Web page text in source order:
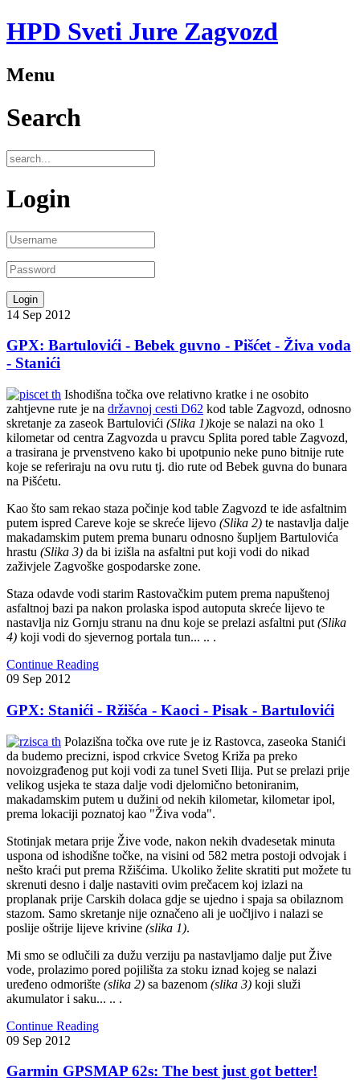
HPD Sveti Jure Zagvozd
Menu
Search
Login
14 Sep 2012
GPX: Bartulovići - Bebek guvno - Pišćet - Živa voda
- Stanići
Ishodišna točka ove relativno kratke i ne osobito
zahtjevne rute je na državnoj cesti D62 kod table Zagvozd, odnosno
skretanje za zaseok Bartulovići (Slika 1)koje se nalazi na oko 1
kilometar od centra Zagvozda u pravcu Splita pored table Zagvozd,
a trasirana je prvenstveno kako bi upotpunio neke puno bitnije rute
koje se referiraju na ovu rutu tj. dio rute od Bebek guvna do bunara
na Pišćetu.
Kao što sam rekao staza počinje kod table Zagvozd te ide asfaltnim
putem ispred Careve koje se skreće lijevo (Slika 2) te nastavlja dalje
makadamskim putem prema bunaru odnosno šupljem Bartulovića
hrastu (Slika 3) da bi izišla na asfaltni put koji vodi do nikad
zaživjele Zagvoške gospodarske zone.
Staza odavde vodi starim Rastovačkim putem prema napuštenoj
asfaltnoj bazi pa nakon prolaska ispod autoputa skreće lijevo te
nastavlja niz Gornju stranu na dnu koje se prelazi asfaltni put (Slika
4) koji vodi do sjevernog portala tun... .. .
Continue Reading
09 Sep 2012
GPX: Stanići - Ržišća - Kaoci - Pisak - Bartulovići
Polazišna točka ove rute je iz Rastovca, zaseoka Stanići
da budemo precizni, ispod crkvice Svetog Križa pa preko
novoizgrađenog put koji vodi za tunel Sveti Ilija. Put se prelazi prije
velikog usjeka te staza dalje vodi djelomično betoniranim,
makadamskim putem u dužini od nekih kilometar, kilometar ipol,
prema lokaciji poznatoj kao "Živa voda".
Stotinjak metara prije Žive vode, nakon nekih dvadesetak minuta
uspona od ishodišne točke, na visini od 582 metra postoji odvojak i
nešto kraći put prema Ržišćima. Ukoliko želite skratiti put možete tu
skrenuti desno i dalje nastaviti ovim prečacem koj izlazi na
proplanak prije Carskih dolaca gdje se ujedno i spaja sa obilaznom
stazom. Samo skretanje nije označeno ali je uočljivo i nalazi se
poslije oštrije lijeve krivine (slika 1).
Mi smo se odlučili za dužu verziju pa nastavljamo dalje put Žive
vode, prolazimo pored pojilišta za stoku iznad kojeg se nalazi
uređeno odmorište (slika 2) sa bazenom (slika 3) koji služi
akumulator i saku... .. .
Continue Reading
09 Sep 2012
Garmin GPSMAP 62s: The best just got better!